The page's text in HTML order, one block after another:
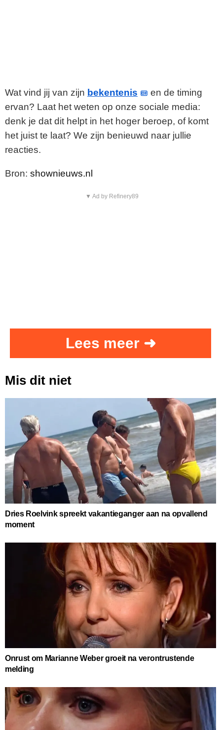
Wat vind jij van zijn bekentenis
en de timing
ervan? Laat het weten op onze sociale media:
denk je dat dit helpt in het hoger beroep, of komt
het juist te laat? We zijn benieuwd naar jullie
reacties.
Bron: shownieuws.nl
▼ Ad by Refinery89
Lees meer ➜
Mis dit niet
Dries Roelvink spreekt vakantieganger aan na opvallend
moment
Onrust om Marianne Weber groeit na verontrustende
melding